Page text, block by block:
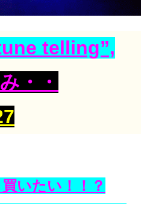
telling”,
・・
いたい！！？